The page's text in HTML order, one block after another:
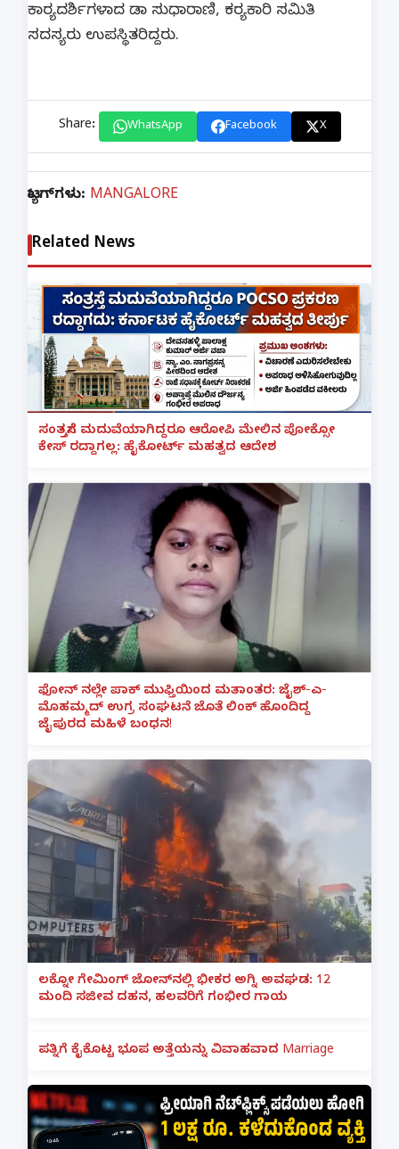
ಕಾರ‍್ಯದರ್ಶಿಗಳಾದ ಡಾ ಸುಧಾರಾಣಿ, ಕರ‍್ಯಕಾರಿ ಸಮಿತಿ
ಸದಸ್ಯರು ಉಪಸ್ಥಿತರಿದ್ದರು.
Share: WhatsApp Facebook X
ಟ್ಯಾಗ್‌ಗಳು: MANGALORE
Related News
ಸಂತ್ರಸ್ತೆಗೆ ಮದುವೆಯಾಗಿದ್ದರೂ ಆರೋಪಿ ಮೇಲಿನ ಪೋಕ್ಸೋ
ಕೇಸ್ ರದ್ದಾಗಲ್ಲ: ಹೈಕೋರ್ಟ್ ಮಹತ್ವದ ಆದೇಶ
ಫೋನ್ ನಲ್ಲೇ ಪಾಕ್ ಮುಫ್ತಿಯಿಂದ ಮತಾಂತರ: ಜೈಶ್-ಎ-
ಮೊಹಮ್ಮದ್ ಉಗ್ರ ಸಂಘಟನೆ ಜೊತೆ ಲಿಂಕ್ ಹೊಂದಿದ್ದ
ಜೈಪುರದ ಮಹಿಳೆ ಬಂಧನ!
ಲಕ್ನೋ ಗೇಮಿಂಗ್ ಜೋನ್‌ನಲ್ಲಿ ಭೀಕರ ಅಗ್ನಿ ಅವಘಡ: 12
ಮಂದಿ ಸಜೀವ ದಹನ, ಹಲವರಿಗೆ ಗಂಭೀರ ಗಾಯ
ಪತ್ನಿಗೆ ಕೈಕೊಟ್ಟ ಭೂಪ ಅತ್ತೆಯನ್ನು ವಿವಾಹವಾದ Marriage